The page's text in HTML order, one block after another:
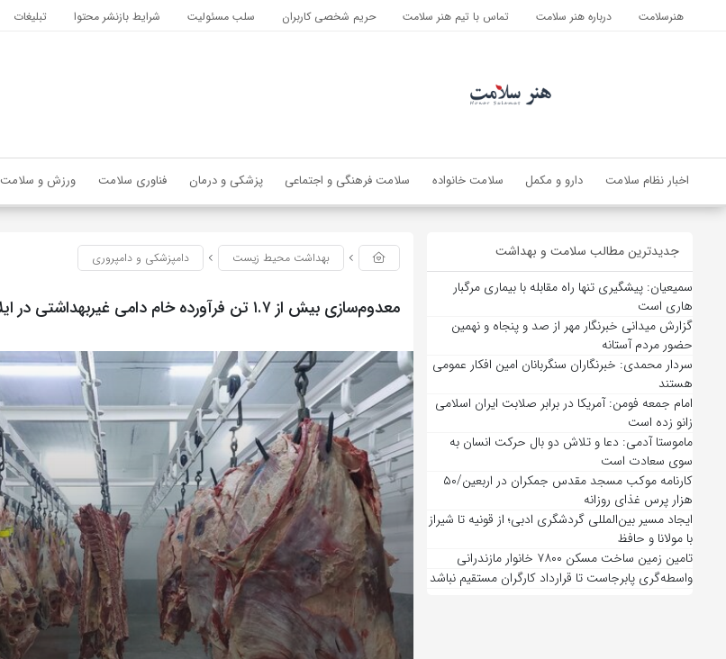
هنرسلامت درباره هنر سلامت تماس با تیم هنر سلامت حریم شخصی کاربران سلب مسئولیت شرایط بازنشر محتوا تبلیغات
اخبار نظام سلامت دارو و مکمل سلامت خانواده سلامت فرهنگی و اجتماعی پزشکی و درمان فناوری سلامت ورزش و سلامت
جدیدترین مطالب سلامت و بهداشت
سمیعیان: پیشگیری تنها راه مقابله با بیماری مرگبار
هاری است
گزارش میدانی خبرنگار مهر از صد و پنجاه و نهمین
حضور مردم آستانه
سردار محمدی: خبرنگاران سنگربانان امین افکار عمومی
هستند
امام جمعه فومن: آمریکا در برابر صلابت ایران اسلامی
زانو زده است
ماموستا آدمی: دعا و تلاش دو بال حرکت انسان به
سوی سعادت است
کارنامه موکب مسجد مقدس جمکران در اربعین/۵۰
هزار پرس غذای روزانه
ایجاد مسیر بین‌المللی گردشگری ادبی؛ از قونیه تا شیراز
با مولانا و حافظ
تامین زمین ساخت مسکن ۷۸۰۰ خانوار مازندرانی
واسطه‌گری پابرجاست تا قرارداد کارگران مستقیم نباشد
بهداشت محیط زیست دامپزشکی و دامپروری
معدوم‌سازی بیش از ۱.۷ تن فرآورده خام دامی غیربهداشتی در ایلام